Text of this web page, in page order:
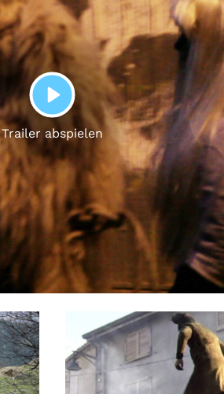
PLAY
Trailer abspielen